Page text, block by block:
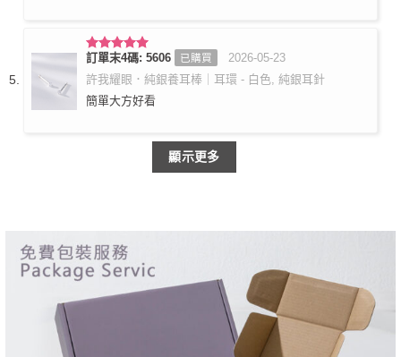
評分5滿
分 5
訂單末4碼: 5606 已購買
2026-05-23
許我耀眼．純銀養耳棒｜耳環 - 白色, 純銀耳針
簡單大方好看
顯示更多